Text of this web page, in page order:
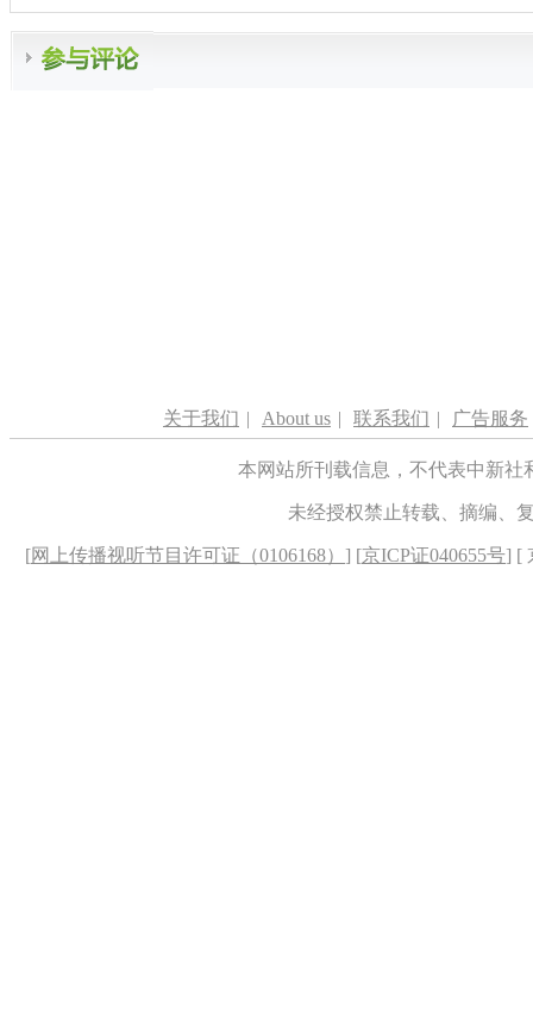
关于我们 | About us | 联系我们 | 广告服务
本网站所刊载信息，不代表中新
未经授权禁止转载、摘编、
[网上传播视听节目许可证（0106168） ] [京ICP证040655号] [